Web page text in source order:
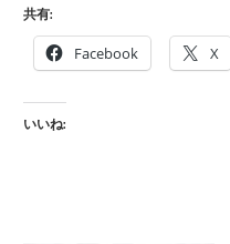
共有:
Facebook X
いいね: